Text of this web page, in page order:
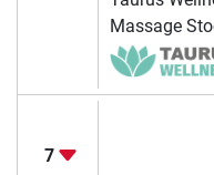
Massage
7